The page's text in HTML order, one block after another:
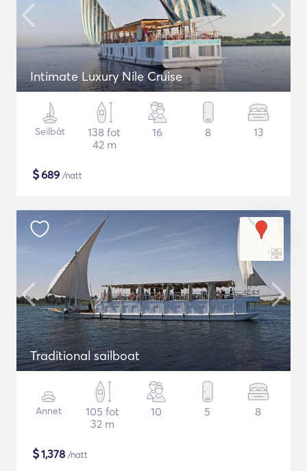
Intimate Luxury Nile Cruise
Seilbåt
138 fot
42 m
16 8 13
$689 /natt
Traditional sailboat
Annet
105 fot
32 m
10 5 8
$1,378 /natt